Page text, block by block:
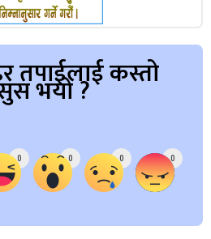
तपाईलाई कस्तो
भयो ?
0 0 0 0